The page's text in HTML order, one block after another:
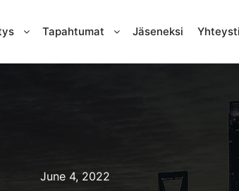
Tapahtumat Jäseneksi
June 4, 2022